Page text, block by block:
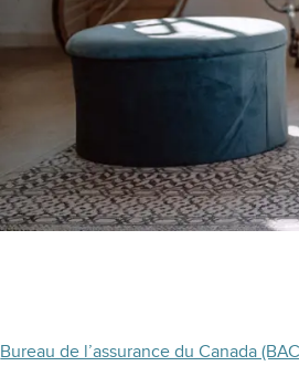
Bureau de l’assurance du Canada